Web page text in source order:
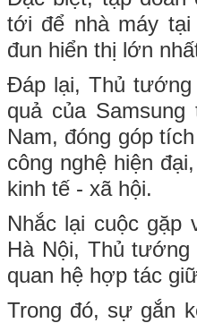
tới để nhà máy
đun hiển thị lớn
Đáp lại, Thủ tướng
quả của
Nam, đóng góp
công nghệ hiện
kinh tế - xã hội.
Nhắc lại cuộc gặp
Hà Nội, Thủ
quan hệ hợp tác
Trong đó, sự gắn